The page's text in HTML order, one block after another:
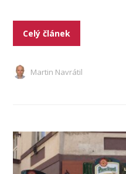
Celý článek
Martin Navrátil